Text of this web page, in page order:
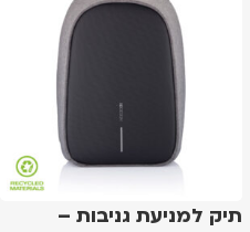
תיק למניעת גניבות –